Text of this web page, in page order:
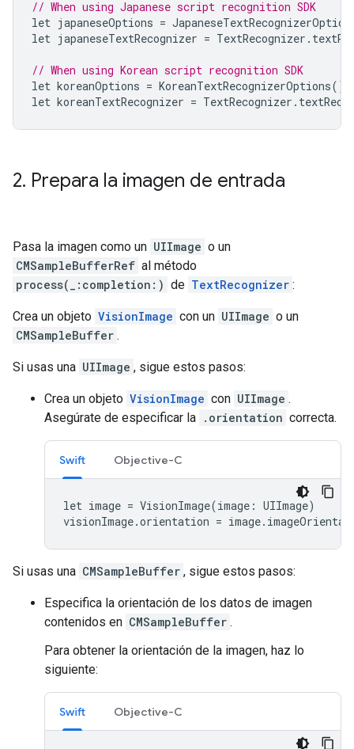
// When using Japanese script recognition SDK
let japaneseOptions =
let japaneseTextRecognizer = TextRecognizer .
// When using Korean script recognition SDK
let koreanOptions = KoreanTextRecognizerOptions()
let koreanTextRecognizer = TextRecognizer .
2. Prepara la imagen de entrada
Pasa la imagen como un UIImage o un
CMSampleBufferRef al método
process(_:completion:) de TextRecognizer :
Crea un objeto VisionImage con un UIImage o un
CMSampleBuffer .
Si usas una UIImage , sigue estos pasos:
Crea un objeto VisionImage con UIImage .
Asegúrate de especificar la .orientation correcta.
Swift Objective-C
let image = VisionImage(image: UIImage)
visionImage.orientation =
Si usas una CMSampleBuffer , sigue estos pasos:
Especifica la orientación de los datos de imagen
contenidos en CMSampleBuffer .
Para obtener la orientación de la imagen, haz lo
siguiente:
Swift Objective-C